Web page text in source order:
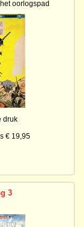
oorlogspad
druk
€ 19,95
3